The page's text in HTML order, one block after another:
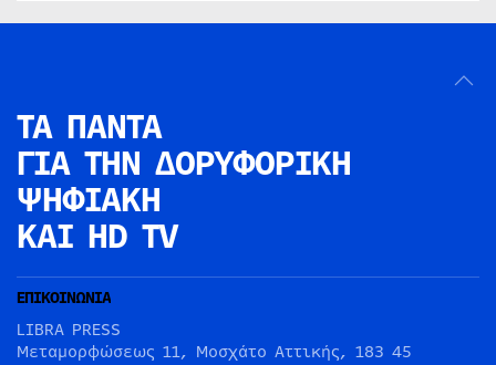
ΤΑ ΠΑΝΤΑ
ΓΙΑ ΤΗΝ ΔΟΡΥΦΟΡΙΚΗ
ΨΗΦΙΑΚΗ
ΚΑΙ HD TV
ΕΠΙΚΟΙΝΩΝΙΑ
LIBRA PRESS
Μεταμορφώσεως 11, Μοσχάτο Αττικής, 183 45